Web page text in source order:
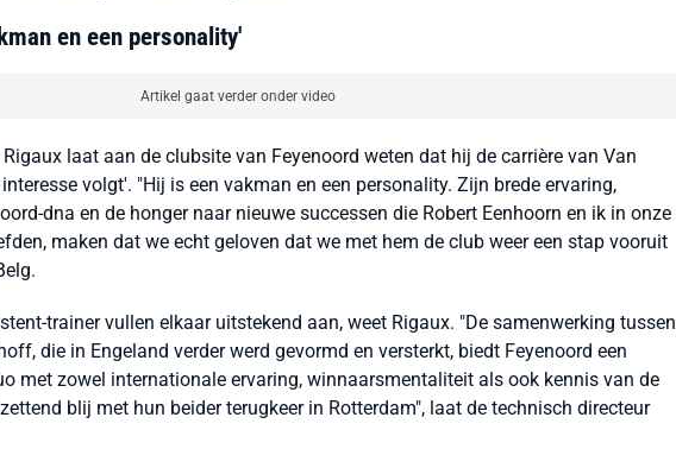
en een personality'
Artikel gaat verder onder video
laat aan de clubsite van Feyenoord weten dat hij de carrière van Van
volgt'. "Hij is een vakman en een personality. Zijn brede ervaring,
dna en de honger naar nieuwe successen die Robert Eenhoorn en ik in onze
maken dat we echt geloven dat we met hem de club weer een stap vooruit
trainer vullen elkaar uitstekend aan, weet Rigaux. "De samenwerking tussen
die in Engeland verder werd gevormd en versterkt, biedt Feyenoord een
met zowel internationale ervaring, winnaarsmentaliteit als ook kennis van de
blij met hun beider terugkeer in Rotterdam", laat de technisch directeur